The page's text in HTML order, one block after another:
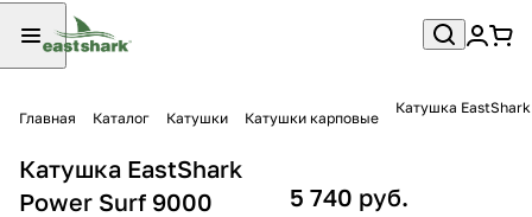
Главная Каталог Катушки Катушки карповые
Катушка
Катушка EastShark
Power Surf 9000
5 740 руб.